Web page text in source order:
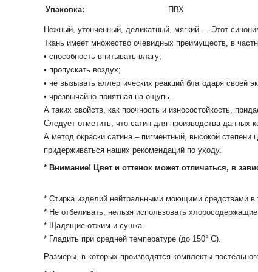
Упаковка:
ПВХ
Нежный, утонченный, деликатный, мягкий ... Этот
Ткань имеет множество очевидных преимуществ, в
• способность впитывать влагу;
• пропускать воздух;
• не вызывать аллергических реакций благодаря своей
• чрезвычайно приятная на ощупь.
А таких свойств, как прочность и износостойкость,
Следует отметить, что сатин для производства данных
А метод окраски сатина – пигментный, высокой степени
придерживаться наших рекомендаций по уходу.
* Внимание! Цвет и оттенок может отличаться, в
* Cтирка изделий нейтральными моющими средствами
* Не отбеливать, нельзя использовать
* Щадящие отжим и сушка.
* Гладить при средней температуре (до 150° С).
Размеры, в которых производятся комплекты